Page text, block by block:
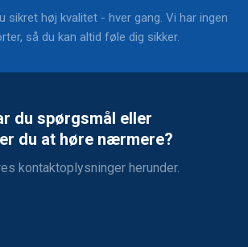
sikret høj kvalitet - hver gang.​ Vi har ingen
så du kan altid føle dig sikker.
du spørgsmål eller
du at høre nærmere?
kontaktoplysninger herunder.